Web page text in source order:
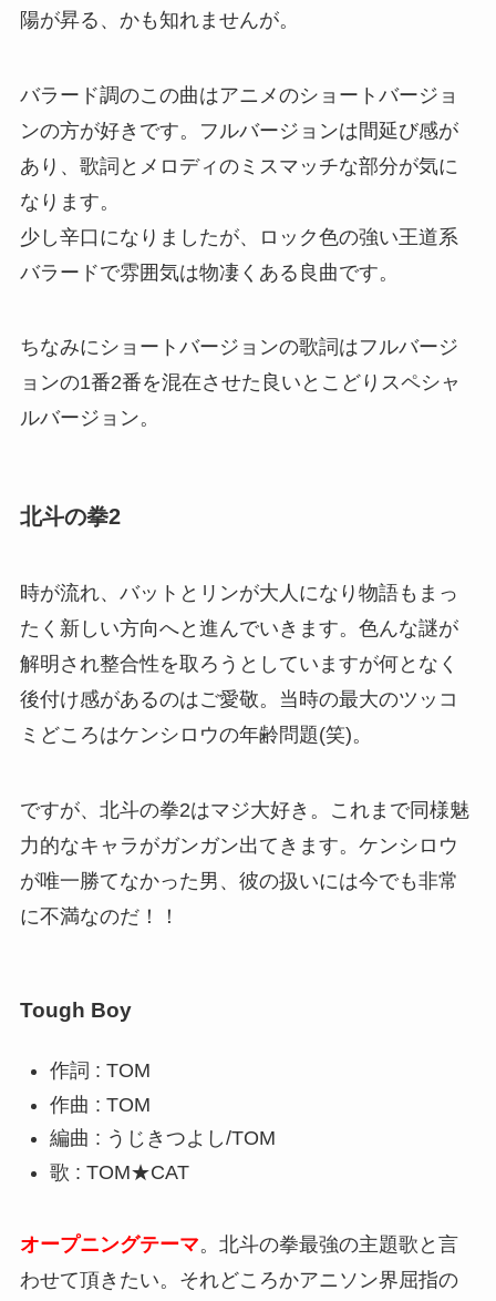
陽が昇る、かも知れませんが。
バラード調のこの曲はアニメのショートバージョ
ンの方が好きです。フルバージョンは間延び感が
あり、歌詞とメロディのミスマッチな部分が気に
なります。
少し辛口になりましたが、ロック色の強い王道系
バラードで雰囲気は物凄くある良曲です。
ちなみにショートバージョンの歌詞はフルバージ
ョンの1番2番を混在させた良いとこどりスペシャ
ルバージョン。
北斗の拳2
時が流れ、バットとリンが大人になり物語もまっ
たく新しい方向へと進んでいきます。色んな謎が
解明され整合性を取ろうとしていますが何となく
後付け感があるのはご愛敬。当時の最大のツッコ
ミどころはケンシロウの年齢問題(笑)。
ですが、北斗の拳2はマジ大好き。これまで同様魅
力的なキャラがガンガン出てきます。ケンシロウ
が唯一勝てなかった男、彼の扱いには今でも非常
に不満なのだ！！
Tough Boy
作詞 : TOM
作曲 : TOM
編曲 : うじきつよし/TOM
歌 : TOM★CAT
オープニングテーマ。北斗の拳最強の主題歌と言
わせて頂きたい。それどころかアニソン界屈指の